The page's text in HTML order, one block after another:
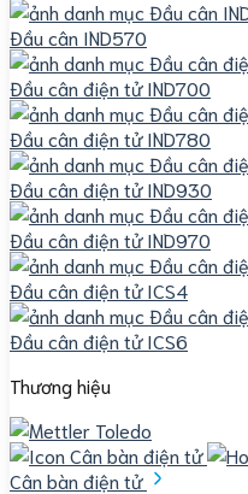
Đầu cân IND570
Đầu cân điện tử IND700
Đầu cân điện tử IND780
Đầu cân điện tử IND930
Đầu cân điện tử IND970
Đầu cân điện tử ICS4
Đầu cân điện tử ICS6
Thương hiệu
Cân bàn điện tử